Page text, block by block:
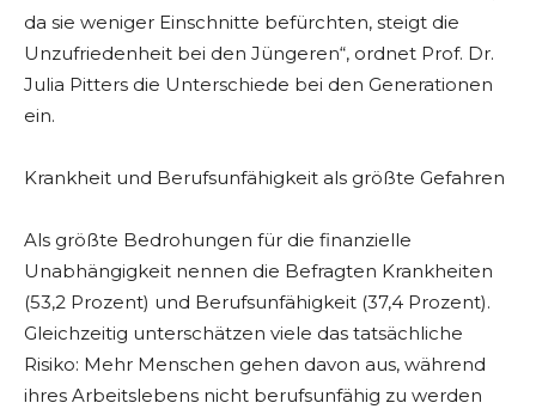
da sie weniger Einschnitte befürchten, steigt die
Unzufriedenheit bei den Jüngeren“, ordnet Prof. Dr.
Julia Pitters die Unterschiede bei den Generationen
ein.
Krankheit und Berufsunfähigkeit als größte Gefahren
Als größte Bedrohungen für die finanzielle
Unabhängigkeit nennen die Befragten Krankheiten
(53,2 Prozent) und Berufsunfähigkeit (37,4 Prozent).
Gleichzeitig unterschätzen viele das tatsächliche
Risiko: Mehr Menschen gehen davon aus, während
ihres Arbeitslebens nicht berufsunfähig zu werden